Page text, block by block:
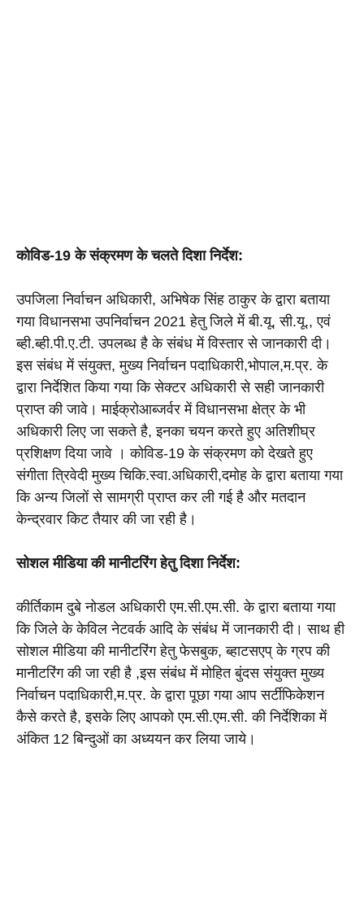
कोविड-19 के संक्रमण के चलते दिशा निर्देश:
उपजिला निर्वाचन अधिकारी, अभिषेक सिंह ठाकुर के द्वारा बताया
गया विधानसभा उपनिर्वाचन 2021 हेतु जिले में बी.यू, सी.यू., एवं
ब्ही.ब्ही.पी.ए.टी. उपलब्ध है के संबंध में विस्तार से जानकारी दी।
इस संबंध में संयुक्त, मुख्य निर्वाचन पदाधिकारी,भोपाल,म.प्र. के
द्वारा निर्देशित किया गया कि सेक्टर अधिकारी से सही जानकारी
प्राप्त की जावे। माईक्रोआब्जर्वर में विधानसभा क्षेत्र के भी
अधिकारी लिए जा सकते है, इनका चयन करते हुए अतिशीघ्र
प्रशिक्षण दिया जावे । कोविड-19 के संक्रमण को देखते हुए
संगीता त्रिवेदी मुख्य चिकि.स्वा.अधिकारी,दमोह के द्वारा बताया गया
कि अन्य जिलों से सामग्री प्राप्त कर ली गई है और मतदान
केन्द्रवार किट तैयार की जा रही है।
सोशल मीडिया की मानीटरिंग हेतु दिशा निर्देश:
कीर्तिकाम दुबे नोडल अधिकारी एम.सी.एम.सी. के द्वारा बताया गया
कि जिले के केविल नेटवर्क आदि के संबंध में जानकारी दी। साथ ही
सोशल मीडिया की मानीटरिंग हेतु फेसबुक, ब्हाटसएप् के ग्रप की
मानीटरिंग की जा रही है ,इस संबंध में मोहित बुंदस संयुक्त मुख्य
निर्वाचन पदाधिकारी,म.प्र. के द्वारा पूछा गया आप सर्टीफिकेशन
कैसे करते है, इसके लिए आपको एम.सी.एम.सी. की निर्देशिका में
अंकित 12 बिन्दुओं का अध्ययन कर लिया जाये।